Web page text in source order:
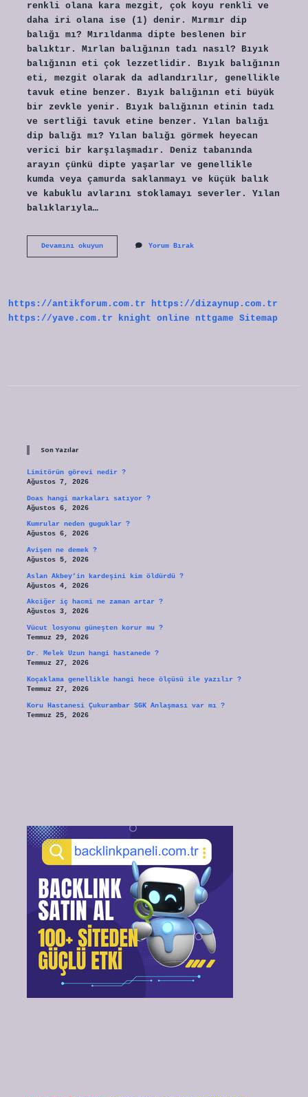
renkli olana kara mezgit, çok koyu renkli ve
daha iri olana ise (1) denir. Mırmır dip
balığı mı? Mırıldanma dipte beslenen bir
balıktır. Mırlan balığının tadı nasıl? Bıyık
balığının eti çok lezzetlidir. Bıyık balığının
eti, mezgit olarak da adlandırılır, genellikle
tavuk etine benzer. Bıyık balığının eti büyük
bir zevkle yenir. Bıyık balığının etinin tadı
ve sertliği tavuk etine benzer. Yılan balığı
dip balığı mı? Yılan balığı görmek heyecan
verici bir karşılaşmadır. Deniz tabanında
arayın çünkü dipte yaşarlar ve genellikle
kumda veya çamurda saklanmayı ve küçük balık
ve kabuklu avlarını stoklamayı severler. Yılan
balıklarıyla…
Devamını okuyunMırlan
Yorum Bırak
https://antikforum.com.tr
https://dizaynup.com.tr
https://yave.com.tr
knight online nttgame Sitemap
Son Yazılar
Limitörün görevi nedir ?
Ağustos 7, 2026
Doas hangi markaları satıyor ?
Ağustos 6, 2026
Kumrular neden guguklar ?
Ağustos 6, 2026
Avişen ne demek ?
Ağustos 5, 2026
Aslan Akbey’in kardeşini kim öldürdü ?
Ağustos 4, 2026
Akciğer iç hacmi ne zaman artar ?
Ağustos 3, 2026
Vücut losyonu güneşten korur mu ?
Temmuz 29, 2026
Dr. Melek Uzun hangi hastanede ?
Temmuz 27, 2026
Koçaklama genellikle hangi hece ölçüsü ile yazılır ?
Temmuz 27, 2026
Koru Hastanesi Çukurambar SGK Anlaşması var mı ?
Temmuz 25, 2026